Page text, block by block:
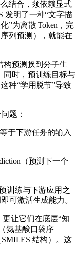
结合，须依赖显式
发明了一种“文字描
”为离散 Token，完
列预测），就能在
构预测换到分子生
同时，预训练目标与
种“学用脱节”导致
题：
于下游任务的输入
（预测下一个
训练与下游应用之
可激活生成能力。
让它们在底层“知
氨基酸口袋序
结构）。这